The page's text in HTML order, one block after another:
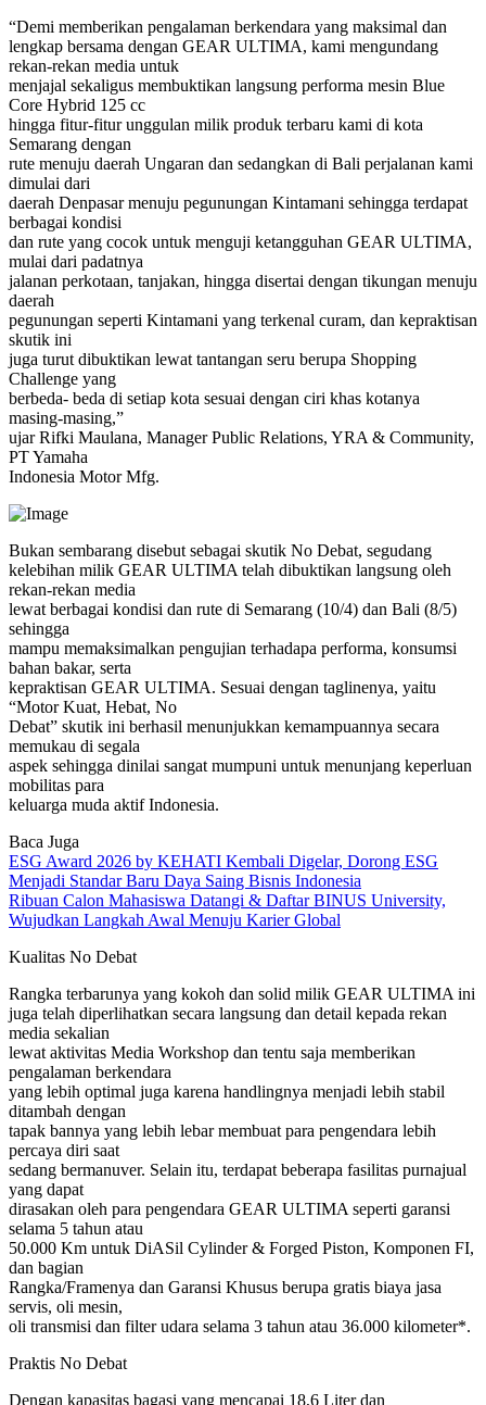
“Demi memberikan pengalaman berkendara yang maksimal dan
lengkap bersama dengan GEAR ULTIMA, kami mengundang
rekan-rekan media untuk
menjajal sekaligus membuktikan langsung performa mesin Blue
Core Hybrid 125 cc
hingga fitur-fitur unggulan milik produk terbaru kami di kota
Semarang dengan
rute menuju daerah Ungaran dan sedangkan di Bali perjalanan kami
dimulai dari
daerah Denpasar menuju pegunungan Kintamani sehingga terdapat
berbagai kondisi
dan rute yang cocok untuk menguji ketangguhan GEAR ULTIMA,
mulai dari padatnya
jalanan perkotaan, tanjakan, hingga disertai dengan tikungan menuju
daerah
pegunungan seperti Kintamani yang terkenal curam, dan kepraktisan
skutik ini
juga turut dibuktikan lewat tantangan seru berupa Shopping
Challenge yang
berbeda- beda di setiap kota sesuai dengan ciri khas kotanya
masing-masing,”
ujar Rifki Maulana, Manager Public Relations, YRA & Community,
PT Yamaha
Indonesia Motor Mfg.
Bukan sembarang disebut sebagai skutik No Debat, segudang
kelebihan milik GEAR ULTIMA telah dibuktikan langsung oleh
rekan-rekan media
lewat berbagai kondisi dan rute di Semarang (10/4) dan Bali (8/5)
sehingga
mampu memaksimalkan pengujian terhadapa performa, konsumsi
bahan bakar, serta
kepraktisan GEAR ULTIMA. Sesuai dengan taglinenya, yaitu
“Motor Kuat, Hebat, No
Debat” skutik ini berhasil menunjukkan kemampuannya secara
memukau di segala
aspek sehingga dinilai sangat mumpuni untuk menunjang keperluan
mobilitas para
keluarga muda aktif Indonesia.
Baca Juga
ESG Award 2026 by KEHATI Kembali Digelar, Dorong ESG
Menjadi Standar Baru Daya Saing Bisnis Indonesia
Ribuan Calon Mahasiswa Datangi & Daftar BINUS University,
Wujudkan Langkah Awal Menuju Karier Global
Kualitas No Debat
Rangka terbarunya yang kokoh dan solid milik GEAR ULTIMA ini
juga telah diperlihatkan secara langsung dan detail kepada rekan
media sekalian
lewat aktivitas Media Workshop dan tentu saja memberikan
pengalaman berkendara
yang lebih optimal juga karena handlingnya menjadi lebih stabil
ditambah dengan
tapak bannya yang lebih lebar membuat para pengendara lebih
percaya diri saat
sedang bermanuver. Selain itu, terdapat beberapa fasilitas purnajual
yang dapat
dirasakan oleh para pengendara GEAR ULTIMA seperti garansi
selama 5 tahun atau
50.000 Km untuk DiASil Cylinder & Forged Piston, Komponen FI,
dan bagian
Rangka/Framenya dan Garansi Khusus berupa gratis biaya jasa
servis, oli mesin,
oli transmisi dan filter udara selama 3 tahun atau 36.000 kilometer*.
Praktis No Debat
Dengan kapasitas bagasi yang mencapai 18,6 Liter dan